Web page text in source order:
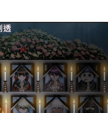
ム
ま